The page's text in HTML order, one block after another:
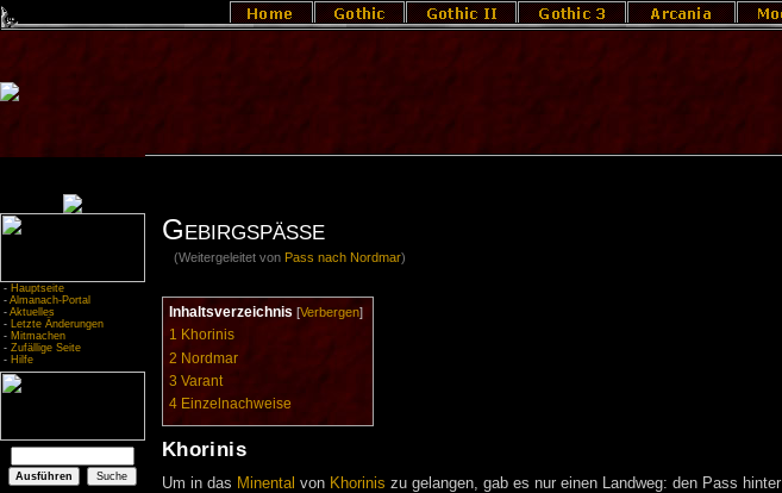
- Hauptseite
- Almanach-Portal
- Aktuelles
- Letzte Änderungen
- Mitmachen
- Zufällige Seite
- Hilfe
Gebirgspässe
(Weitergeleitet von Pass nach Nordmar)
Inhaltsverzeichnis [Verbergen]
1 Khorinis
2 Nordmar
3 Varant
4 Einzelnachweise
Khorinis
Um in das Minental von Khorinis zu gelangen, gab es nur einen Landweg: den Pass hinter